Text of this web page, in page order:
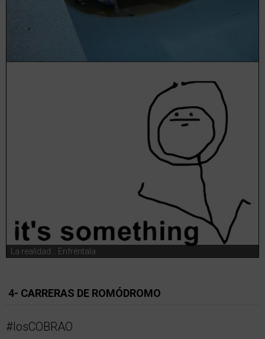
La realidad… Enfréntala.
4- CARRERAS DE ROMÓDROMO
#losCOBRAO